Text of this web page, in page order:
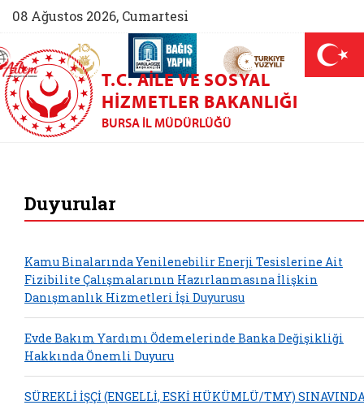
08 Ağustos 2026, Cumartesi
(yeni sekmede açılır)
AİLEM İletişim Merkezi (yeni sekmede açılır)
Aile ve Nüfus On Yılı (yeni sekmede açılır)
Darülaceze bağış sayfası (yeni
T.C. AILE VE SOSYAL
HIZMETLER BAKANLIĞI
BURSA İL MÜDÜRLÜĞÜ
Duyurular
Kamu Binalarında Yenilenebilir Enerji Tesislerine Ait
Fizibilite Çalışmalarının Hazırlanmasına İlişkin
Danışmanlık Hizmetleri İşi Duyurusu
Evde Bakım Yardımı Ödemelerinde Banka Değişikliği
Hakkında Önemli Duyuru
SÜREKLİ İŞÇİ (ENGELLİ, ESKİ HÜKÜMLÜ/TMY)